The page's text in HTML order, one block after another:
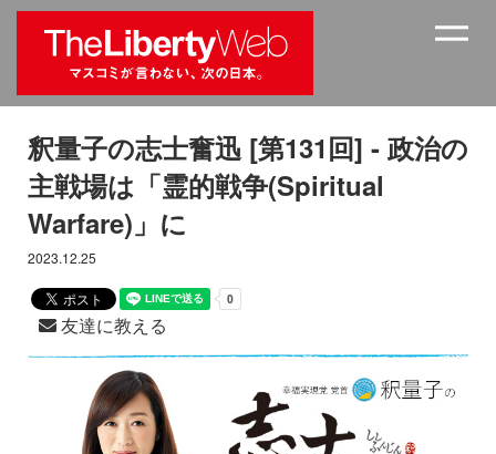
釈量子の志士奮迅 [第131回] - 政治の
主戦場は「霊的戦争(Spiritual
Warfare)」に
2023.12.25
友達に教える